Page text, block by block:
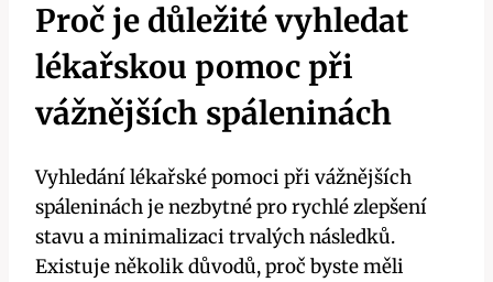
Proč je důležité vyhledat
lékařskou pomoc při
vážnějších spáleninách
Vyhledání lékařské pomoci při vážnějších
spáleninách je nezbytné pro rychlé zlepšení
stavu a minimalizaci trvalých následků.
Existuje několik důvodů, proč byste měli